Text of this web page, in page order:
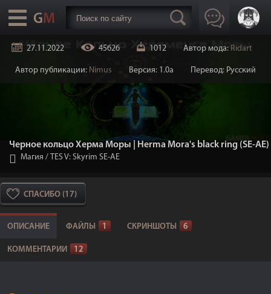
27.11.2022 45626 1012 Автор мода: Ridart
Автор публикации: Nimus Версия: 1.0a Перевод: Русский
Черное кольцо Херма Моры | Herma Mora's black ring (SE-AE)
Магия / TES V: Skyrim SE-AE
СПАСИБО (17)
ОПИСАНИЕ ФАЙЛЫ 1 СКРИНШОТЫ 6
КОММЕНТАРИИ 12